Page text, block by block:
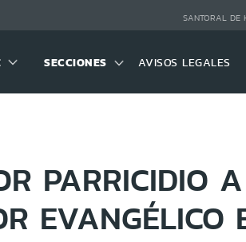
SANTORAL DE
SECCIONES AVISOS LEGALES
PARRICIDIO
EVANGÉLICO